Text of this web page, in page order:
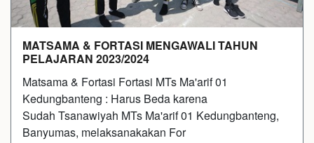
MATSAMA & FORTASI MENGAWALI TAHUN
PELAJARAN 2023/2024
Matsama & Fortasi Fortasi MTs Ma'arif 01
Kedungbanteng : Harus Beda karena
Sudah Tsanawiyah MTs Ma'arif 01 Kedungbanteng,
Banyumas, melaksanakakan For